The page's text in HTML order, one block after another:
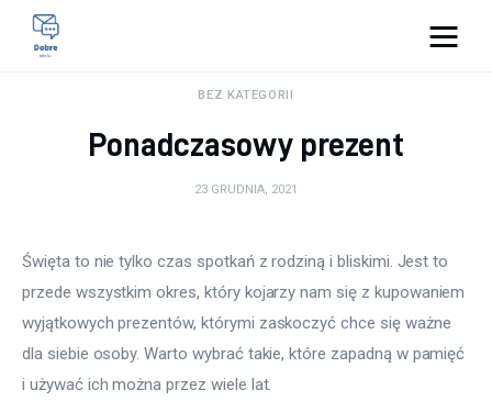
Lifestyle
Zdrowie
Uroda
Więcej
BEZ KATEGORII
Ponadczasowy prezent
23 GRUDNIA, 2021
Święta to nie tylko czas spotkań z rodziną i bliskimi. Jest to
przede wszystkim okres, który kojarzy nam się z kupowaniem
wyjątkowych prezentów, którymi zaskoczyć chce się ważne
dla siebie osoby. Warto wybrać takie, które zapadną w pamięć
i używać ich można przez wiele lat.